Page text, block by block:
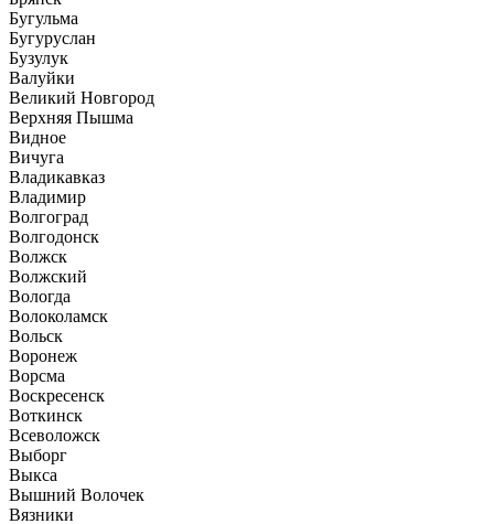
Бугульма
Бугуруслан
Бузулук
Валуйки
Великий Новгород
Верхняя Пышма
Видное
Вичуга
Владикавказ
Владимир
Волгоград
Волгодонск
Волжск
Волжский
Вологда
Волоколамск
Вольск
Воронеж
Ворсма
Воскресенск
Воткинск
Всеволожск
Выборг
Выкса
Вышний Волочек
Вязники